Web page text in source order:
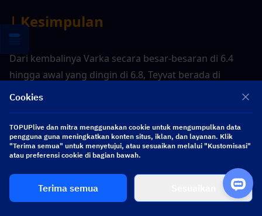
| Kesimpulan
Dari kembalinya Varka secara besar-besaran di 6.4
hingga awal yang dingin di 6.8, Teyvat berada di
ambang era baru. Dengan unit penentu meta seperti
Primogem Anda tidak pernah setinggi ini. Mulailah
merencanakan perjalanan Anda sekarang untuk
memastikan Anda siap untuk perjalanan legendaris
menuju Snezhnaya!
Cookies
TOPUPlive dan mitra menggunakan cookie untuk mengumpulkan data
pengguna guna meningkatkan konten situs, iklan, dan layanan. Klik
"Terima semua" untuk menyetujui, atau sesuaikan melalui "Kustomisasi"
atau preferensi cookie di bagian bawah.
Terima semua